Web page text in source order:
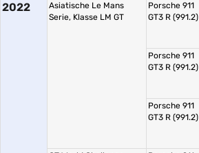
2022
Asiatische Le Mans
Serie, Klasse LM GT
Porsche 911
GT3 R (991.2)
Porsche 911
GT3 R (991.2)
Porsche 911
GT3 R (991.2)